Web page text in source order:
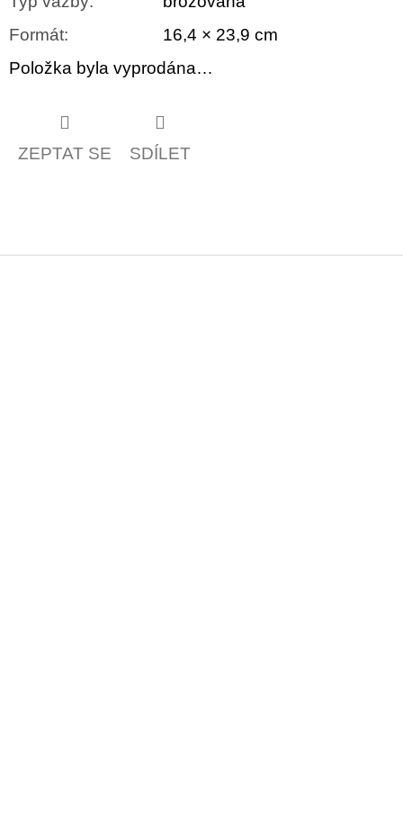
Formát:
16,4 × 23,9 cm
Položka byla vyprodána…
ZEPTAT SE SDÍLET